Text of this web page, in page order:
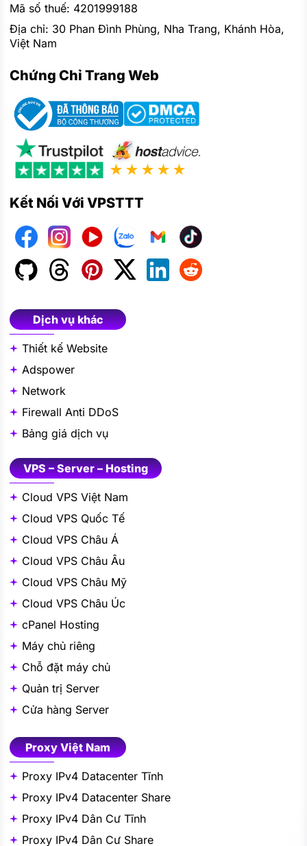
Mã số thuế: 4201999188
Địa chỉ: 30 Phan Đình Phùng, Nha Trang, Khánh Hòa,
Việt Nam
Chứng Chỉ Trang Web
★★★★★
Kết Nối Với VPSTTT
Dịch vụ khác
Thiết kế Website
Adspower
Network
Firewall Anti DDoS
Bảng giá dịch vụ
VPS – Server – Hosting
Cloud VPS Việt Nam
Cloud VPS Quốc Tế
Cloud VPS Châu Á
Cloud VPS Châu Âu
Cloud VPS Châu Mỹ
Cloud VPS Châu Úc
cPanel Hosting
Máy chủ riêng
Chỗ đặt máy chủ
Quản trị Server
Cửa hàng Server
Proxy Việt Nam
Proxy IPv4 Datacenter Tĩnh
Proxy IPv4 Datacenter Share
Proxy IPv4 Dân Cư Tĩnh
Proxy IPv4 Dân Cư Share